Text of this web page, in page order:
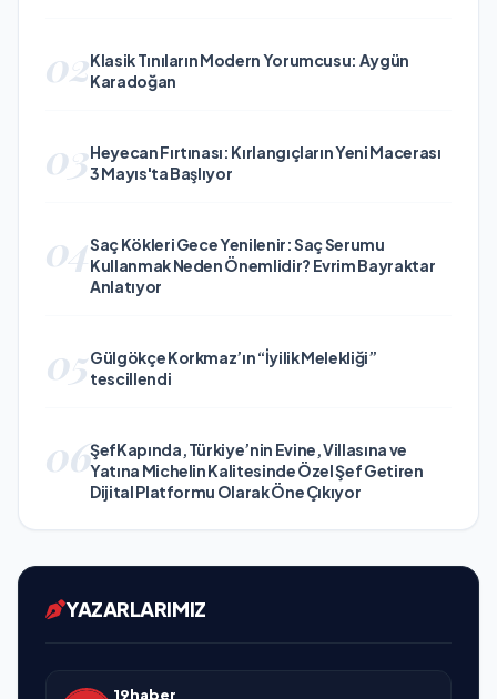
02Klasik Tınıların Modern Yorumcusu: Aygün
Karadoğan
03Heyecan Fırtınası: Kırlangıçların Yeni Macerası
3 Mayıs'ta Başlıyor
04Saç Kökleri Gece Yenilenir: Saç Serumu
Kullanmak Neden Önemlidir? Evrim Bayraktar
Anlatıyor
05Gülgökçe Korkmaz’ın “İyilik Melekliği”
tescillendi
06ŞefKapında, Türkiye’nin Evine, Villasına ve
Yatına Michelin Kalitesinde Özel Şef Getiren
Dijital Platformu Olarak Öne Çıkıyor
YAZARLARIMIZ
19haber